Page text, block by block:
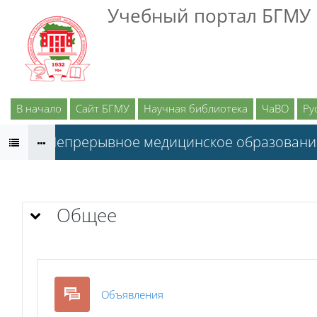
Перейти к основному содержаниюУчебный портал БГМУ
В начало Сайт БГМУ Научная библиотека ЧаВО
НМО Непрерывное медицинское
Тематический план
Общее
Объявления